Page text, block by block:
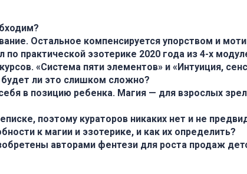
Остальное компенсируется упорством и
практической эзотерике 2020 года из 4-х
«Система пяти элементов» и «Интуиция,
ли это слишком сложно?
в позицию ребенка. Магия — для взрослых
поэтому кураторов никаких нет и не
к магии и эзотерике, и как их определить?
авторами фентези для роста продаж